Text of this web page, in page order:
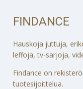
FINDANCE
Hauskoja juttuja,
leffoja, tv-sarjoja,
Findance on
tuotesijoittelua.